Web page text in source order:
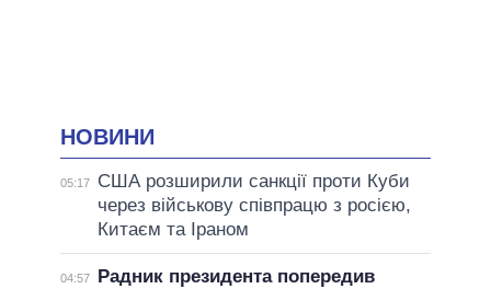
НОВИНИ
05:17
США розширили санкції проти Куби
через військову співпрацю з росією,
Китаєм та Іраном
04:57
Радник президента попередив